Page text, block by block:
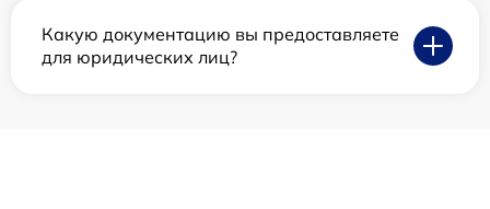
Какую документацию вы предоставляете
для юридических лиц?